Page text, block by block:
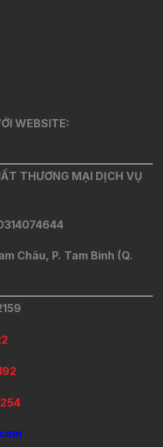
WEBSITE:
THƯƠNG MẠI DỊCH VỤ
Châu, P. Tam Bình (Q.